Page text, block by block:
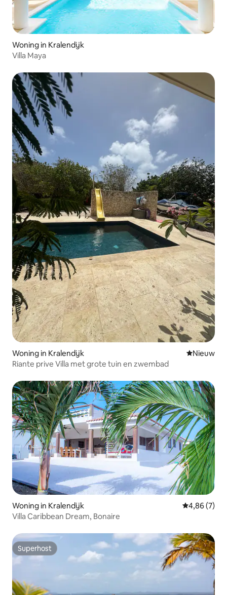
Woning in Kralendijk
Villa Maya
Woning in Kralendijk Nieuwe
Nieuw
Riante prive Villa met grote tuin en zwembad
Woning in Kralendijk Gemiddelde
4,86 (7)
Villa Caribbean Dream, Bonaire
Superhost
Superhost